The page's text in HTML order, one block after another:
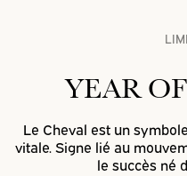
YEAR
Le Cheval est un
vitale. Signe lié au
le succès né